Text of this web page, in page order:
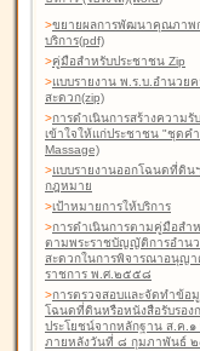
>ขยายผลการพัฒนาคุณภาพ
บริการ(pdf)
>คู่มือสำหรับประชาชน Zip
>แบบรายงาน พ.ร.บ.อำนวย
สะดวก(zip)
>การดำเนินการสร้างความรั
เข้าใจให้แก่ประชาชน "ชุดค
Massage)
>แบบรายงานออกโฉนดที่ดิน
กฎหมาย
>เป้าหมายการให้บริการ
>การดำเนินการตามคู่มือสำ
ตามพระราชบัญญัติการอำน
สะดวกในการพิจารณาอนุญา
ราชการ พ.ศ.๒๕๕๘
>การตรวจสอบและจัดทำข้อ
โฉนดที่ดินหรือหนังสือรับรอง
ประโยชน์จากหลักฐาน ส.ค.
ภายหลังวันที่ ๘ กุมภาพันธ์